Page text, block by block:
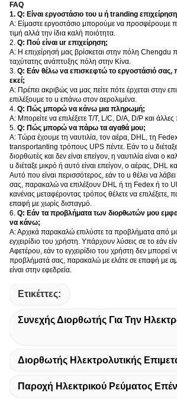
FAQ
1. Q: Είναι εργοστάσιο του u ή tranding
Α: Είμαστε εργοστάσιο μπορούμε να προσφέρουμε
τιμή αλλά την ίδια καλή ποιότητα.
2. Q: Πού είναι ur επιχείρηση;
Α: Η επιχείρησή μας βρίσκεται στην πόλη Chengdu
ταχύτατης ανάπτυξης πόλη στην Κίνα.
3. Q: Εάν θέλω να επισκεφτώ το εργοστάσιό
εκεί;
Α: Πρέπει ακριβώς να μας πείτε πότε έρχεται στην
επιλέξουμε το u επάνω στον αερολιμένα.
4. Q: Πώς μπορώ να κάνω μια πληρωμή;
Α: Μπορείτε να επιλέξετε T/T, L/C, D/A, D/P και
5. Q: Πώς μπορώ να πάρω τα αγαθά μου;
Α: Τώρα έχουμε τη ναυτιλία, τον αέρα, DHL, τη
transportanting τρόπους UPS πέντε. Εάν το u
διορθωτές και δεν είναι επείγον, η ναυτιλία είναι ο
u διέταξε μικρό ή αυτό είναι επείγον, ο αέρας, DHL
Αυτό που είναι περισσότερος, εάν το u θέλει να
σας, παρακαλώ να επιλέξουν DHL ή τη Fedex ή το
κανένας μεταφέροντας τρόπος θέλετε να επιλέξετε,
επαφή με χωρίς δισταγμό.
6. Q: Εάν τα προβλήματα των διορθωτών μου
να κάνω;
Α: Αρχικά παρακαλώ επιλύστε τα προβλήματα από
εγχειρίδιο του χρήστη. Υπάρχουν λύσεις σε το εάν
Αφετέρου, εάν το εγχειρίδιο του χρήστη δεν μπορεί
προβλήματά σας, παρακαλώ με ελάτε σε επαφή με
είναι στην εφεδρεία.
Ετικέττες:
Συνεχής Διορθωτής Για Την
Διορθωτής Ηλεκτρολυτικής
Παροχή Ηλεκτρικού Ρεύματος